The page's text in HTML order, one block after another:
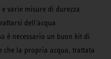
varie misure di durezza
dell'acqua
è necessario un buon kit di
che la propria acqua, trattata